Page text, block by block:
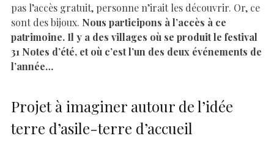
pas l’accès gratuit, personne n’irait les découvrir. Or, ce
sont des bijoux. Nous participons à l’accès à ce
patrimoine. Il y a des villages où se produit le festival
31 Notes d’été, et où c’est l’un des deux événements de
l’année…
Projet à imaginer autour de l’idée
terre d’asile-terre d’accueil